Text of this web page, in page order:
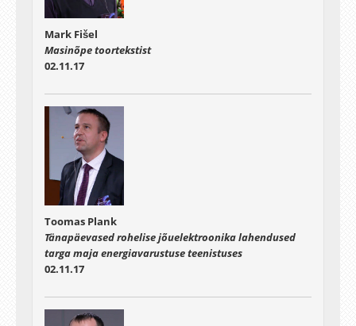
Mark Fišel
Masinõpe toortekstist
02.11.17
Toomas Plank
Tänapäevased rohelise jõuelektroonika lahendused
targa maja energiavarustuse teenistuses
02.11.17